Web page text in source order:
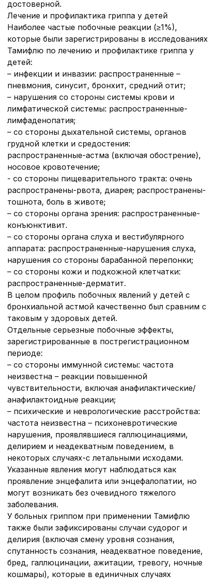
достоверной.
Лечение и профилактика гриппа у детей
Наиболее частые побочные реакции (≥1%),
которые были зарегистрированы в исследованиях
Тамифлю по лечению и профилактике гриппа у
детей:
– инфекции и инвазии: распространенные –
пневмония, синусит, бронхит, средний отит;
– нарушения со стороны системы крови и
лимфатической системы: распространенные-
лимфаденопатия;
– со стороны дыхательной системы, органов
грудной клетки и средостения:
распространенные-астма (включая обострение),
носовое кровотечение;
- со стороны пищеварительного тракта: очень
распространены-рвота, диарея; распространены-
тошнота, боль в животе;
– со стороны органа зрения: распространенные-
конъюнктивит.
– со стороны органа слуха и вестибулярного
аппарата: распространенные-нарушения слуха,
нарушения со стороны барабанной перепонки;
– со стороны кожи и подкожной клетчатки:
распространенные-дерматит.
В целом профиль побочных явлений у детей с
бронхиальной астмой качественно был сравним с
таковым у здоровых детей.
Отдельные серьезные побочные эффекты,
зарегистрированные в пострегистрационном
периоде:
– со стороны иммунной системы: частота
неизвестна – реакции повышенной
чувствительности, включая анафилактические/
анафилактоидные реакции;
– психические и неврологические расстройства:
частота неизвестна – психоневротические
нарушения, проявлявшиеся галлюцинациями,
делирием и неадекватным поведением, в
некоторых случаях-с летальными исходами.
Указанные явления могут наблюдаться как
проявление энцефалита или энцефалопатии, но
могут возникать без очевидного тяжелого
заболевания.
У больных гриппом при применении Тамифлю
также были зафиксированы случаи судорог и
делирия (включая смену уровня сознания,
спутанность сознания, неадекватное поведение,
бред, галлюцинации, ажитации, тревогу, ночные
кошмары), которые в единичных случаях